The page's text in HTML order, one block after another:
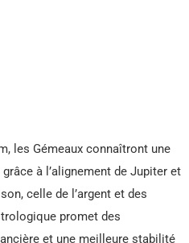
les Gémeaux connaîtront une
à l’alignement de Jupiter et
celle de l’argent et des
promet des
et une meilleure stabilité